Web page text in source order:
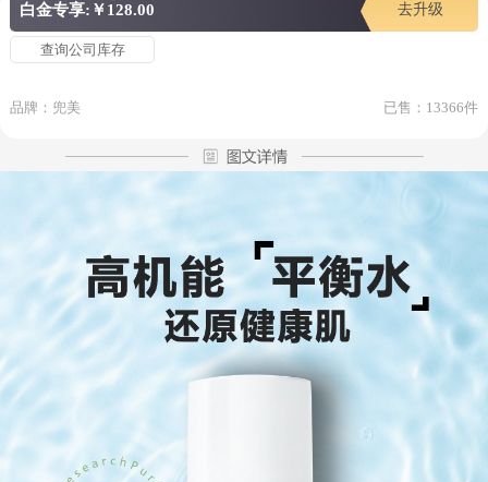
白金专享:￥128.00 去升级
查询公司库存
已售：13366件
品牌：兜美